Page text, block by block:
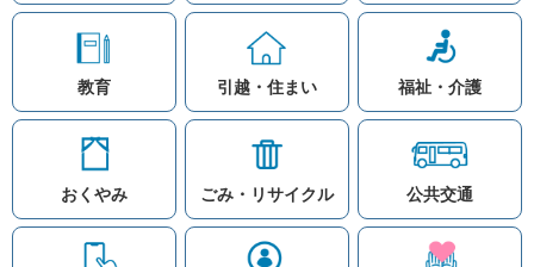
知りたい情報を検索
教育 引越・住まい 福祉・介護
おくやみ ごみ・リサイクル 公共交通
お問い合わせ
リンク集